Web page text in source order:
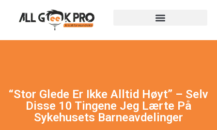
“Stor Glede Er Ikke Alltid Høyt” – Selv
Disse 10 Tingene Jeg Lærte På
Sykehusets Barneavdelinger